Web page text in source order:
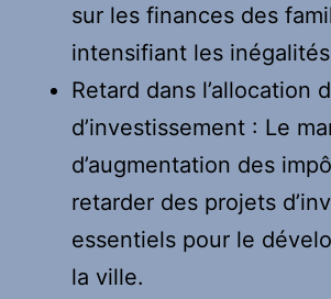
sur les finances des
intensifiant les
Retard dans l’allocation
d’investissement : Le
d’augmentation des
retarder des projets
essentiels pour le
la ville.